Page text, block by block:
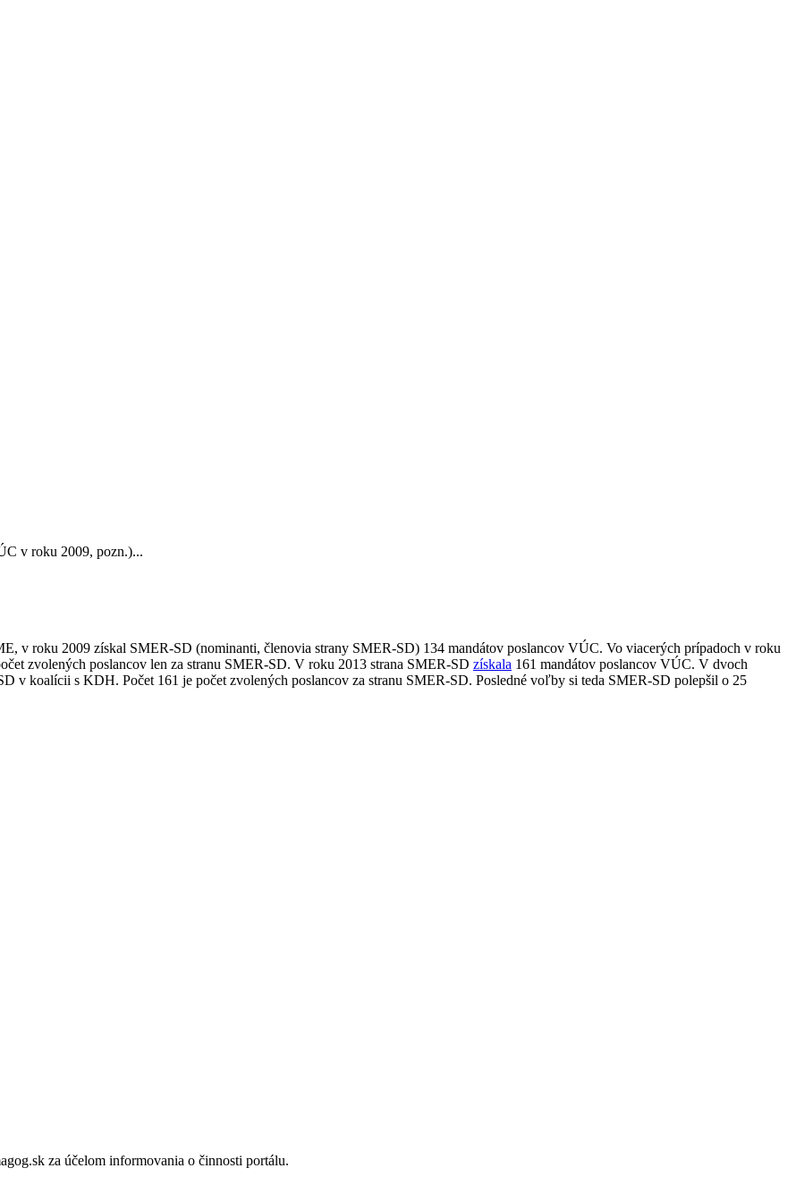
v roku 2009, pozn.)...
v roku 2009 získal SMER-SD (nominanti, členovia strany SMER-SD) 134 mandátov poslancov VÚC. Vo viacerých prípadoch v roku
zvolených poslancov len za stranu SMER-SD. V roku 2013 strana SMER-SD získala 161 mandátov poslancov VÚC. V dvoch
v koalícii s KDH. Počet 161 je počet zvolených poslancov za stranu SMER-SD. Posledné voľby si teda SMER-SD polepšil o 25
za účelom informovania o činnosti portálu.